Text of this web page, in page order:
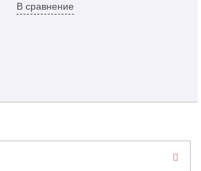
В сравнение